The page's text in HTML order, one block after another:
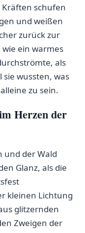
schufen
und weißen
zurück zur
ein warmes
als
⁢sie wussten, ⁣was
zu sein.
Herzen der
und der Wald
Glanz, als die
kleinen Lichtung
glitzernden
‍Zweigen ⁢der